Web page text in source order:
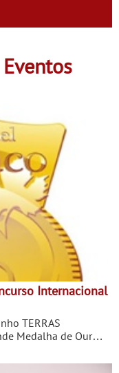
Internacional
TERRAS
Medalha de Ouro,
del Sindaco”,
“Città del